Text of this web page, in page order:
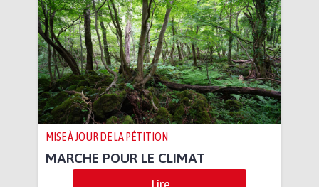
MISE À JOUR DE LA PÉTITION
MARCHE POUR LE CLIMAT